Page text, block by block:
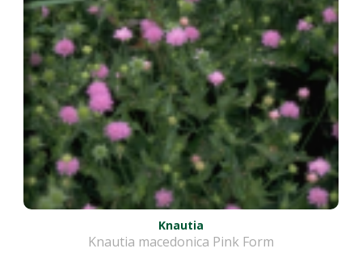
Knautia
Knautia macedonica Pink Form